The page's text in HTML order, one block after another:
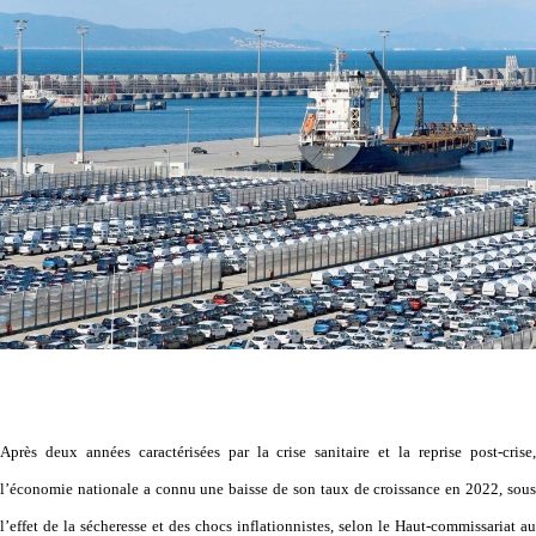
Après deux années caractérisées par la crise sanitaire et la reprise post-crise,
l’économie nationale a connu une baisse de son taux de croissance en 2022, sous
l’effet de la sécheresse et des chocs inflationnistes, selon le Haut-commissariat au